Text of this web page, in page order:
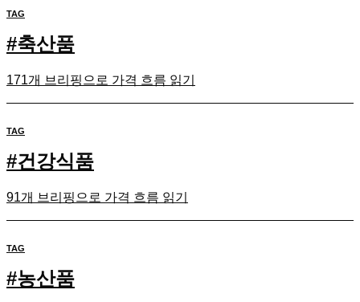
TAG
#축산품
171개 브리핑으로 가격 흐름 읽기
TAG
#건강식품
91개 브리핑으로 가격 흐름 읽기
TAG
#농산품